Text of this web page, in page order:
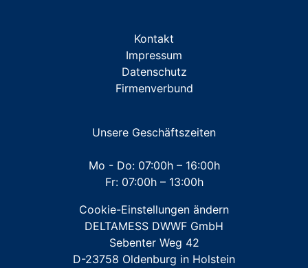
ZUBEHÖR Messkapsel TKS
ZUBEHÖR Messkapsel KOAX G2
ZUBEHÖR Werkzeuge
Großwasserzähler
Für FREMDFABRIKATE: Wasserzähler für Austausch-
und Erstinstallation
Kontakt
Impressum
Datenschutz
Firmenverbund
Unsere Geschäftszeiten
Mo - Do: 07:00h – 16:00h
Fr: 07:00h – 13:00h
Cookie-Einstellungen ändern
DELTAMESS DWWF GmbH
Sebenter Weg 42
D-23758 Oldenburg in Holstein